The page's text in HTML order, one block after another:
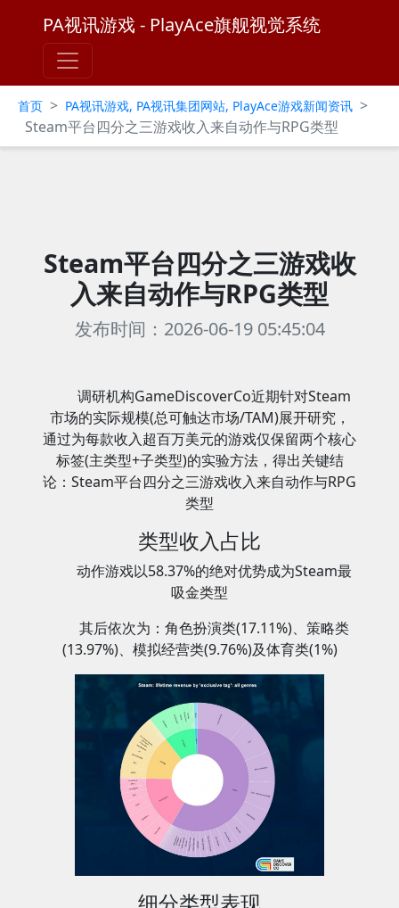
PA视讯游戏 - PlayAce旗舰视觉系统
首页 > PA视讯游戏, PA视讯集团网站, PlayAce游戏新闻资讯 >
Steam平台四分之三游戏收入来自动作与RPG类型
Steam平台四分之三游戏收
入来自动作与RPG类型
发布时间：2026-06-19 05:45:04
调研机构GameDiscoverCo近期针对Steam
市场的实际规模(总可触达市场/TAM)展开研究，
通过为每款收入超百万美元的游戏仅保留两个核心
标签(主类型+子类型)的实验方法，得出关键结
论：Steam平台四分之三游戏收入来自动作与RPG
类型
类型收入占比
动作游戏以58.37%的绝对优势成为Steam最
吸金类型
其后依次为：角色扮演类(17.11%)、策略类
(13.97%)、模拟经营类(9.76%)及体育类(1%)